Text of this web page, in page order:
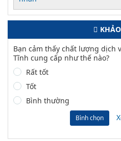
Bạn cảm thấy chất lượng dịch
Tĩnh cung cấp như thế nào?
Rất tốt
Tốt
Bình thường
Bình chọn